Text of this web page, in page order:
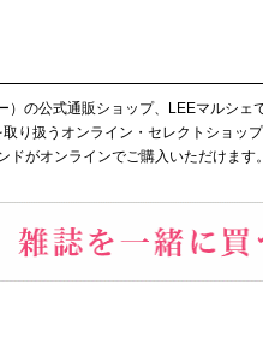
の公式通販ショップ、LEEマルシ
り扱うオンライン・セレクトショッ
がオンラインでご購入いただけます